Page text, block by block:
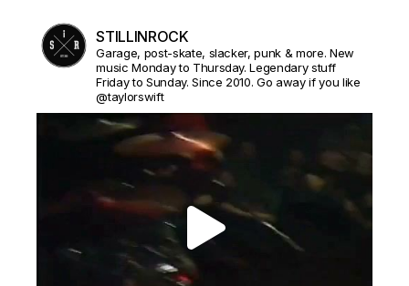
STILLINROCK
Garage, post-skate, slacker, punk & more. New
music Monday to Thursday. Legendary stuff
Friday to Sunday. Since 2010. Go away if you like
@taylorswift